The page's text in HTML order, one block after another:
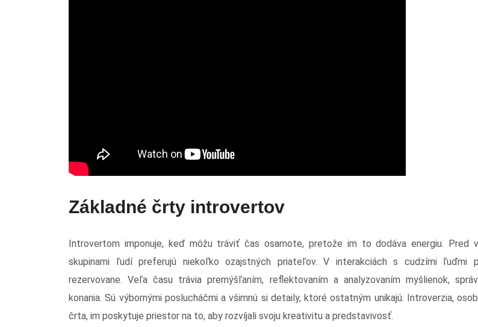
Základné črty introvertov
Introvertom imponuje, keď môžu tráviť čas osamote, pretože im to dodáva energiu. Pred
skupinami ľudí preferujú niekoľko ozajstných priateľov. V interakciách s cudzími ľuďmi
rezervovane. Veľa času trávia premýšľaním, reflektovaním a analyzovaním myšlienok,
konania. Sú výbornými poslucháčmi a všimnú si detaily, ktoré ostatným unikajú. Introverzia,
črta, im poskytuje priestor na to, aby rozvíjali svoju kreativitu a predstavivosť.